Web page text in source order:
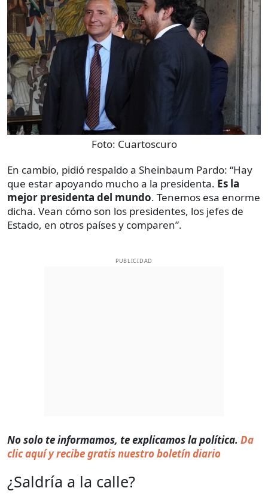
Foto: Cuartoscuro
En cambio, pidió respaldo a Sheinbaum Pardo: “Hay
que estar apoyando mucho a la presidenta. Es la
mejor presidenta del mundo. Tenemos esa enorme
dicha. Vean cómo son los presidentes, los jefes de
Estado, en otros países y comparen”.
PUBLICIDAD
No solo te informamos, te explicamos la política. Da
clic aquí y recibe gratis nuestro boletín diario
¿Saldría a la calle?